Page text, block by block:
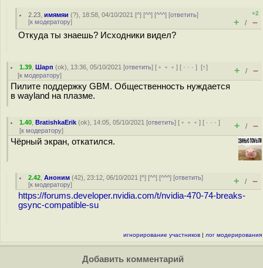
2.23 ,имямяи (?), 18:58, 04/10/2021 [^] [^^] [^^^] [ответить]
[к модератору]
+2
+ / –
Откуда ты знаешь? Исходники видел?
1.39 ,Шарп (ok), 13:36, 05/10/2021 [ответить] [ ﹢﹢﹢] [ · · ·][↑]
[к модератору] + / –
Пилите поддержку GBM. Общественность нуждается
в wayland на плазме.
1.40 ,BratishkaErik (ok), 14:05, 05/10/2021 [ответить] [ ﹢﹢﹢] [ · · ·]
[к модератору] + / –
Чёрный экран, откатился.
2.42 ,Аноним (42), 23:12, 06/10/2021 [^] [^^] [^^^] [ответить]
[к модератору] + / –
https://forums.developer.nvidia.com/t/nvidia-470-74-breaks-
gsync-compatible-su
игнорирование участников | лог модерирования
Добавить комментарий